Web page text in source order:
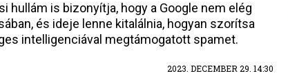
hullám is bizonyítja, hogy a Google nem elég
és ideje lenne kitalálnia, hogyan szorítsa
intelligenciával megtámogatott spamet.
2023. DECEMBER 29. 14:30